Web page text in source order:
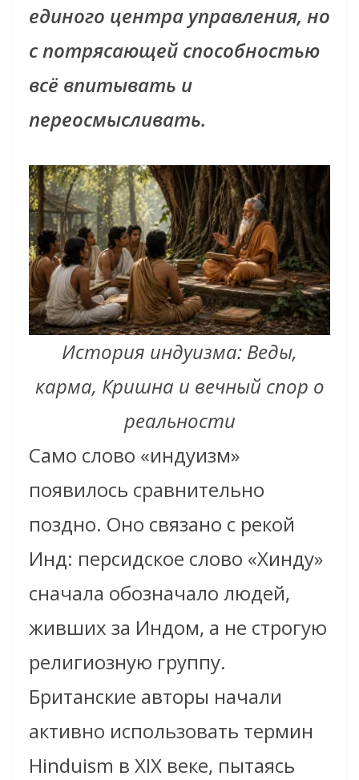
единого центра управления, но
с потрясающей способностью
всё впитывать и
переосмысливать.
История индуизма: Веды,
карма, Кришна и вечный спор о
реальности
Само слово «индуизм»
появилось сравнительно
поздно. Оно связано с рекой
Инд: персидское слово «Хинду»
сначала обозначало людей,
живших за Индом, а не строгую
религиозную группу.
Британские авторы начали
активно использовать термин
Hinduism в XIX веке, пытаясь